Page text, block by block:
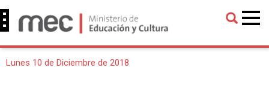
Lunes 10 de Diciembre de 2018